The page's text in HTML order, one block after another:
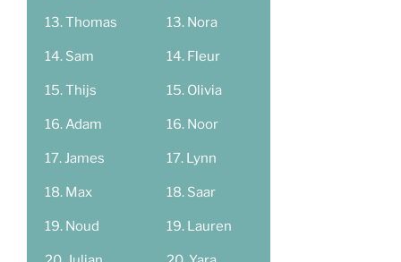
Thomas
Sam
Thijs
Adam
James
Max
Noud
Nora
Fleur
Olivia
Noor
Lynn
Saar
Lauren